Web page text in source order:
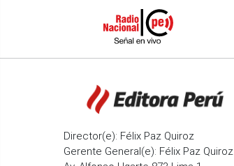
Director(e): Félix Paz Quiroz
Gerente General(e): Félix Paz Quiroz